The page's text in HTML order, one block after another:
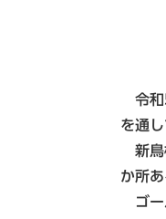
令和
を通
新鳥
か所
ゴー